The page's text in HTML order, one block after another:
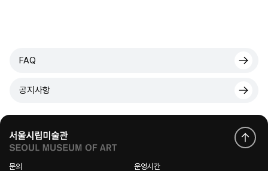
FAQ
공지사항
문의 운영시간